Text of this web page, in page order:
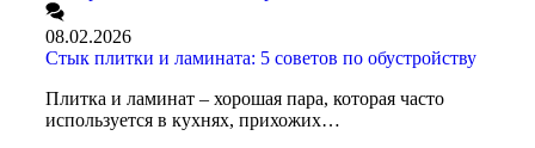
08.02.2026
Стык плитки и ламината: 5 советов по обустройству
Плитка и ламинат – хорошая пара, которая часто
используется в кухнях, прихожих…